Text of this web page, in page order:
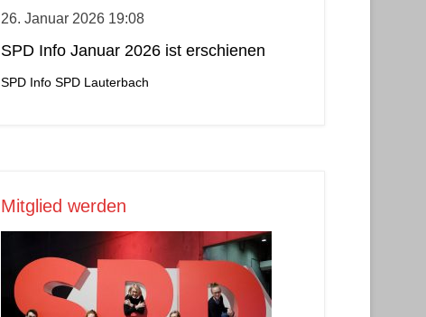
26. Januar 2026 19:08
SPD Info Januar 2026 ist erschienen
SPD Info SPD Lauterbach
Mitglied werden